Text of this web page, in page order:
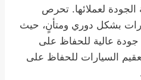
لعملائها. تحرص
بشكل دوري ومتأنٍ، حيث
عالية للحفاظ على
السيارات للحفاظ على